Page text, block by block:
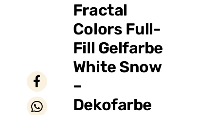
PartydekorationFractal
Colors Full-
Fill Gelfarbe
White Snow
–
Dekofarbe